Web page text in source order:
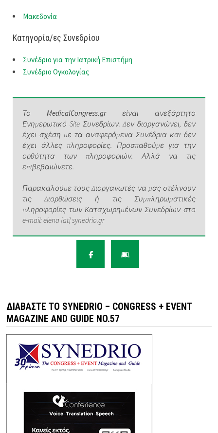
Μακεδονία
Κατηγορία/ες Συνεδρίου
Συνέδριο για την Ιατρική Επιστήμη
Συνέδριο Ογκολογίας
ΤοMedicalCongress.grείναι ανεξάρτητο
Ενημερωτικό Site Συνεδρίων. Δεν διοργανώνει, δεν
έχει σχέση με τα αναφερόμενα Συνέδρια και δεν
έχει άλλες πληροφορίες. Προσπαθούμε για την
ορθότητα των πληροφοριών. Αλλά να τις
επιβεβαιώνετε.
Παρακαλούμε τους Διοργανωτές να μας στέλνουν
τις Διορθώσεις ή τις Συμπληρωματικές
πληροφορίες των Καταχωρημένων Συνεδρίων στο
e-mail: elena [at] synedrio.gr
ΔΙΑΒΆΣΤΕ ΤΟ SYNEDRIO – CONGRESS + EVENT
MAGAZINE AND GUIDE NO.57